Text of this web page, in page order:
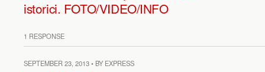
istorici. FOTO/VIDEO/INFO
1 RESPONSE
SEPTEMBER 23, 2013 • BY EXPRESS